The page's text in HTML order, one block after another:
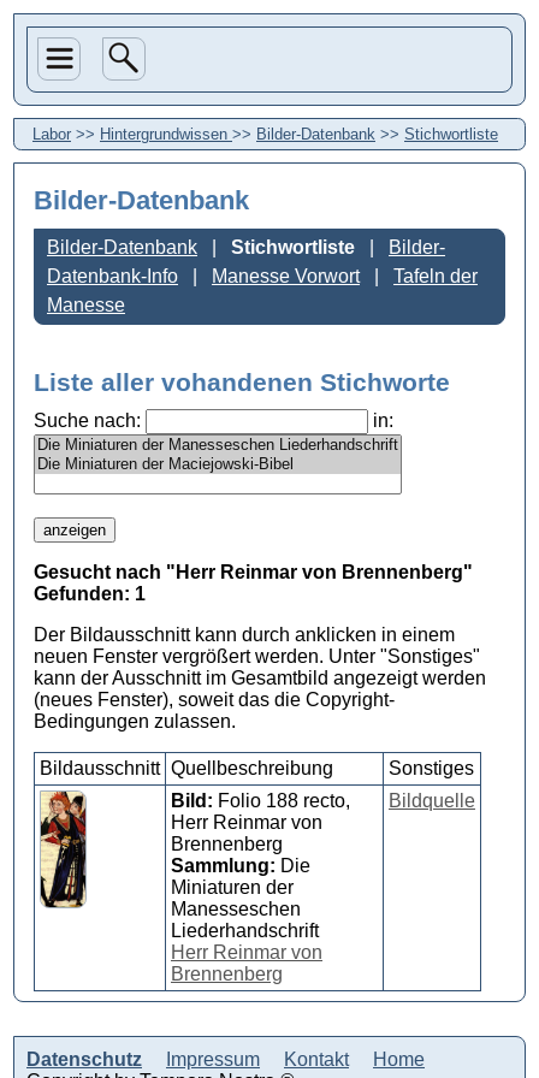
Labor >> Hintergrundwissen >> Bilder-Datenbank >> Stichwortliste
Bilder-Datenbank
Bilder-Datenbank Stichwortliste
Bilder-
Datenbank-Info
Manesse Vorwort
Tafeln der
Manesse
Liste aller vohandenen Stichworte
Suche nach: in:
Gesucht nach "Herr Reinmar von Brennenberg"
Gefunden: 1
Der Bildausschnitt kann durch anklicken in einem
neuen Fenster vergrößert werden. Unter "Sonstiges"
kann der Ausschnitt im Gesamtbild angezeigt werden
(neues Fenster), soweit das die Copyright-
Bedingungen zulassen.
Bildausschnitt Quellbeschreibung
Sonstiges
Bild: Folio 188 recto,
Herr Reinmar von
Brennenberg
Sammlung: Die
Miniaturen der
Manesseschen
Liederhandschrift
Herr Reinmar von
Brennenberg
Bildquelle
Datenschutz Impressum Kontakt
Home